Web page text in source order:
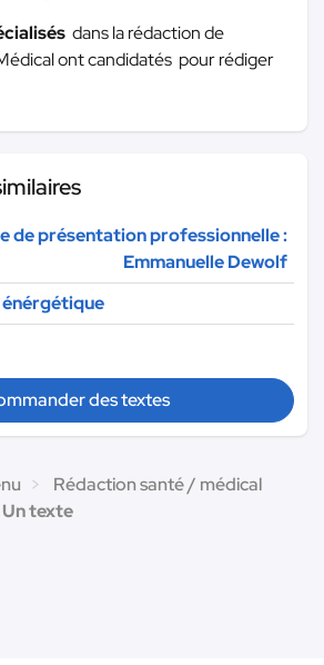
dans la rédaction de
ont candidatés pour rédiger
de présentation professionnelle :
Emmanuelle Dewolf
des textes
Rédaction santé / médical
texte